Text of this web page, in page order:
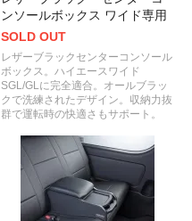
ンソールボックス ワイド専用
SOLD OUT
レザーブラックセンターコンソール
ボックス。ハイエースワイド
SGL/GLに完全適合。オールブラッ
クで洗練されたデザイン。収納力抜
群で運転時の快適さもサポート。